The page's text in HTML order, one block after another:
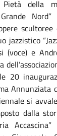
della
jazzistico
(voce) e
20
Annunziata
si
dalla